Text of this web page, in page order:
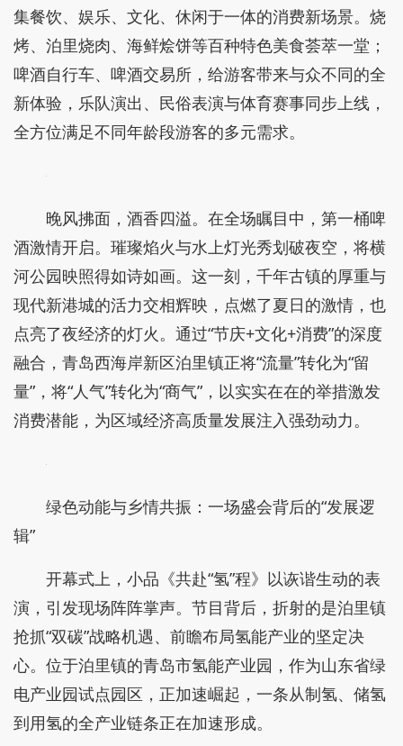
集餐饮、娱乐、文化、休闲于一体的消费新场景。烧
烤、泊里烧肉、海鲜烩饼等百种特色美食荟萃一堂；
啤酒自行车、啤酒交易所，给游客带来与众不同的全
新体验，乐队演出、民俗表演与体育赛事同步上线，
全方位满足不同年龄段游客的多元需求。
晚风拂面，酒香四溢。在全场瞩目中，第一桶啤
酒激情开启。璀璨焰火与水上灯光秀划破夜空，将横
河公园映照得如诗如画。这一刻，千年古镇的厚重与
现代新港城的活力交相辉映，点燃了夏日的激情，也
点亮了夜经济的灯火。通过“节庆+文化+消费”的深度
融合，青岛西海岸新区泊里镇正将“流量”转化为“留
量”，将“人气”转化为“商气”，以实实在在的举措激发
消费潜能，为区域经济高质量发展注入强劲动力。
绿色动能与乡情共振：一场盛会背后的“发展逻
辑”
开幕式上，小品《共赴“氢”程》以诙谐生动的表
演，引发现场阵阵掌声。节目背后，折射的是泊里镇
抢抓“双碳”战略机遇、前瞻布局氢能产业的坚定决
心。位于泊里镇的青岛市氢能产业园，作为山东省绿
电产业园试点园区，正加速崛起，一条从制氢、储氢
到用氢的全产业链条正在加速形成。